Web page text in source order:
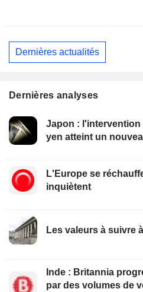
Dernières actualités
Dernières analyses
Japon :
yen atteint un
L'Europe se
inquiètent
Les valeurs à suivre
Inde : Britannia
par des volumes de